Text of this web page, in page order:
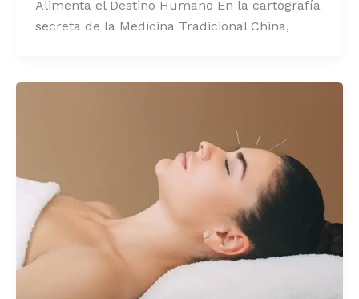
Alimenta el Destino Humano En la cartografía
secreta de la Medicina Tradicional China,